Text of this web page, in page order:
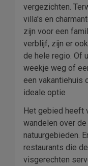
vergezichten.
villa's en
zijn voor een
verblijf, zijn er
de hele regio. Of
weekje weg of
een vakantiehuis
ideale optie
Het gebied heeft
wandelen over
natuurgebieden.
restaurants die
visgerechten